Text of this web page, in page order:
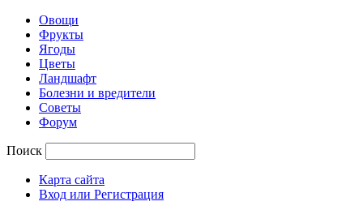
Овощи
Фрукты
Ягоды
Цветы
Ландшафт
Болезни и вредители
Советы
Форум
Поиск
Карта сайта
Вход или Регистрация